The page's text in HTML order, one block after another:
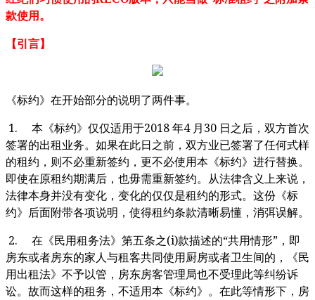
款使用。
【引言】
《标约》在开始部分的说明了两件事。
1. 本《标约》仅仅适用于2018 年4 月 30 日之后，双方首次
签署的出租业务。如果在此日之前，双方业已签署了任何式样
的租约，则不必重新签约，更不必使用本《标约》进行替换。
即使在原租约期满后，也毋需重新签约。从法律含义上来说，
法律本身并没有变化，变化的仅仅是租约的形式。这份《标
约》后面附带各项说明，使得租约条款清晰易懂，消弭误解。
2. 在《民用租务法》第五条之(i)款描述的“共用情形” ，即
房东或者房东的家人与租客共同使用厨房或者卫生间的，《民
用出租法》不予以管，房东房客管理局也不受理此等纠纷诉
讼。故而这样的租务，不适用本《标约》。在此等情形下，房